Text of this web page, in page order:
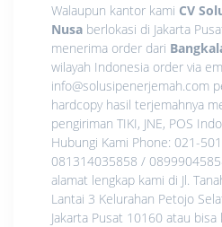
Walaupun kantor kami CV
Nusa berlokasi di Jakarta
menerima order dari
wilayah Indonesia order via
info@solusipenerjemah.com
hardcopy hasil terjemahnya
pengiriman TIKI, JNE, POS
Hubungi Kami Phone: 021-
081314035858 /
alamat lengkap kami di Jl.
Lantai 3 Kelurahan Petojo
Jakarta Pusat 10160 atau bisa